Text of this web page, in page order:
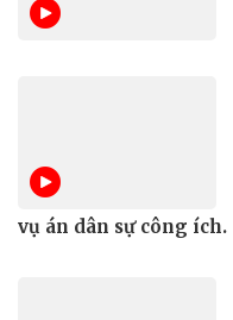
vụ án dân sự công ích.